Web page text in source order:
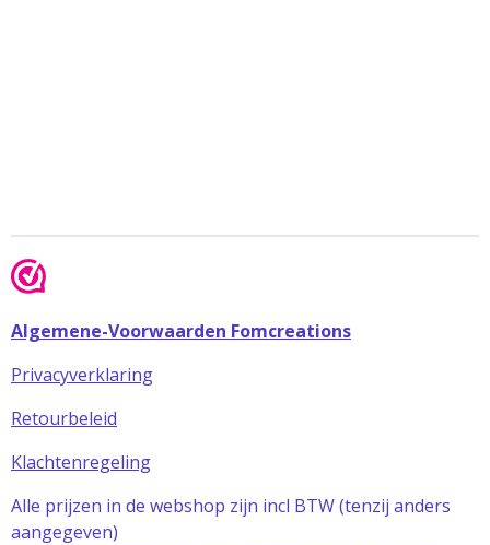
Algemene-Voorwaarden Fomcreations
Privacyverklaring
Retourbeleid
Klachtenregeling
Alle prijzen in de webshop zijn incl BTW (tenzij anders
aangegeven)